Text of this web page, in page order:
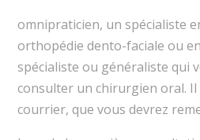
omnipraticien, un spécialiste
orthopédie dento-faciale ou
spécialiste ou généraliste qui
consulter un chirurgien oral.
courrier, que vous devrez